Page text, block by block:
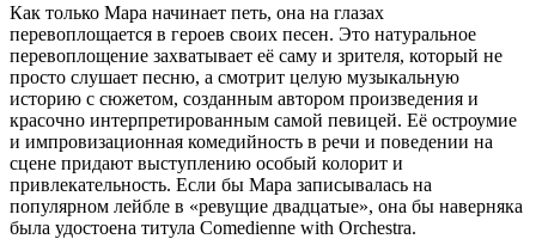
Как только Мара начинает петь, она на глазах
перевоплощается в героев своих песен. Это натуральное
перевоплощение захватывает её саму и зрителя, который не
просто слушает песню, а смотрит целую музыкальную
историю с сюжетом, созданным автором произведения и
красочно интерпретированным самой певицей. Её остроумие
и импровизационная комедийность в речи и поведении на
сцене придают выступлению особый колорит и
привлекательность. Если бы Мара записывалась на
популярном лейбле в «ревущие двадцатые», она бы наверняка
была удостоена титула Comedienne with Orchestra.